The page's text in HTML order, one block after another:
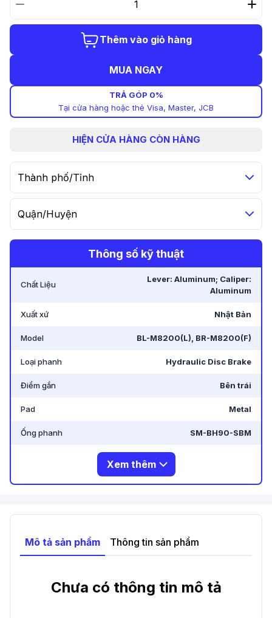
Thêm vào giỏ hàng
MUA NGAY
TRẢ GÓP 0%
Tại cửa hàng hoặc thẻ Visa, Master, JCB
HIỆN CỬA HÀNG CÒN HÀNG
Thành phố/Tỉnh
Quận/Huyện
Thông số kỹ thuật
Chất Liệu
Lever: Aluminum; Caliper:
Aluminum
Xuất xứ Nhật Bản
Model BL-M8200(L), BR-M8200(F)
Loại phanh Hydraulic Disc Brake
Điểm gắn Bên trái
Pad Metal
Ống phanh SM-BH90-SBM
Xem thêm
Mô tả sản phẩm Thông tin sản phẩm
Chưa có thông tin mô tả